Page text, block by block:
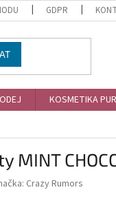
GDPR
KOSMETIKA
MINT
Crazy Rumors